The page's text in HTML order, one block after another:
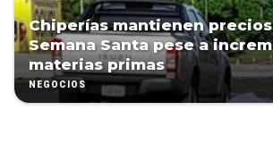
Chiperías mantienen
Semana Santa pese a
materias primas
NEGOCIOS